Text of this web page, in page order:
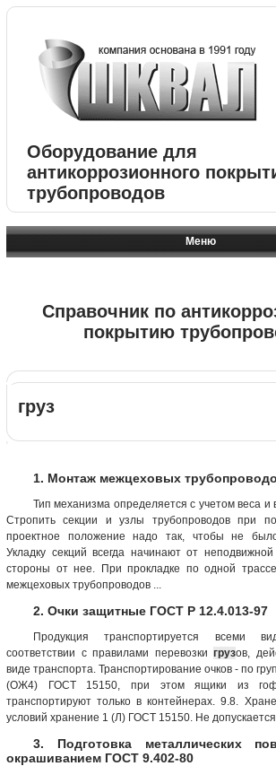
Оборудование для
антикоррозионного
трубопроводов
Меню
Справочник по
покрытию
груз
1. Монтаж межцеховых
Тип механизма определяется с учетом веса
Стропить секции и узлы трубопроводов при
проектное положение надо так, чтобы не
Укладку секций всегда начинают от
стороны от нее. При прокладке по одной
межцеховых трубопроводов ...
2. Очки защитные ГОСТ Р 12.4.013-97
Продукция транспортируется всеми
соответствии с правилами перевозкигрузов,
виде транспорта. Транспортирование очков - по
(ОЖ4) ГОСТ 15150, при этом ящики из
транспортируют только в контейнерах. 9.8.
условий хранение 1 (Л) ГОСТ 15150. Не допускается
3. Подготовка металлических
окрашиванием ГОСТ 9.402-80